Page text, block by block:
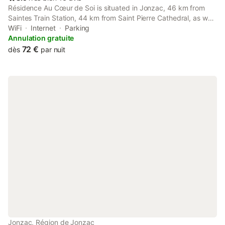
Résidence Au Cœur de Soi is situated in Jonzac, 46 km from
Saintes Train Station, 44 km from Saint Pierre Cathedral, as well
as 46 km from Abbaye aux Dames. There is a private entrance
at the apartment for the convenience of those who stay.
WiFi Internet
Parking
Annulation gratuite
dès 72 € par nuit
Jonzac, Région de Jonzac